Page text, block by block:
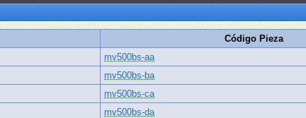
Código Pieza
mv500bs-aa
mv500bs-ba
mv500bs-ca
mv500bs-da